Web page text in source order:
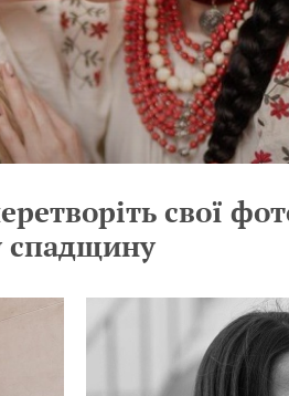
свої
спадщину